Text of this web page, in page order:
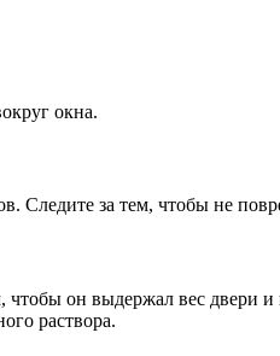
окна.
Следите за тем, чтобы не
он выдержал вес двери и
раствора.